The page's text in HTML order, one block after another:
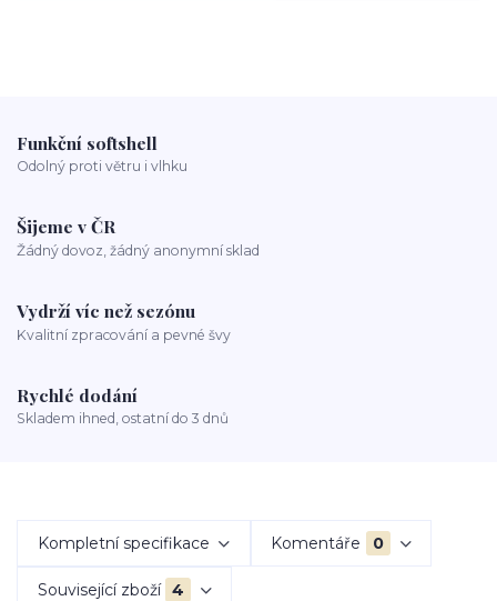
Funkční softshell
Odolný proti větru i vlhku
Šijeme v ČR
Žádný dovoz, žádný anonymní sklad
Vydrží víc než sezónu
Kvalitní zpracování a pevné švy
Rychlé dodání
Skladem ihned, ostatní do 3 dnů
Kompletní specifikace Komentáře 0
Související zboží 4